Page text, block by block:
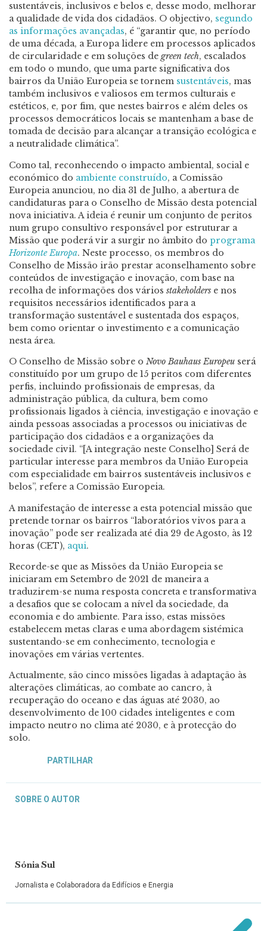
sustentáveis, inclusivos e belos e, desse modo, melhorar
a qualidade de vida dos cidadãos. O objectivo, segundo
as informações avançadas, é “garantir que, no período
de uma década, a Europa lidere em processos aplicados
de circularidade e em soluções de green tech, escalados
em todo o mundo, que uma parte significativa dos
bairros da União Europeia se tornem sustentáveis, mas
também inclusivos e valiosos em termos culturais e
estéticos, e, por fim, que nestes bairros e além deles os
processos democráticos locais se mantenham a base de
tomada de decisão para alcançar a transição ecológica e
a neutralidade climática”.
Como tal, reconhecendo o impacto ambiental, social e
económico do ambiente construído, a Comissão
Europeia anunciou, no dia 31 de Julho, a abertura de
candidaturas para o Conselho de Missão desta potencial
nova iniciativa. A ideia é reunir um conjunto de peritos
num grupo consultivo responsável por estruturar a
Missão que poderá vir a surgir no âmbito do programa
Horizonte Europa. Neste processo, os membros do
Conselho de Missão irão prestar aconselhamento sobre
conteúdos de investigação e inovação, com base na
recolha de informações dos vários stakeholders e nos
requisitos necessários identificados para a
transformação sustentável e sustentada dos espaços,
bem como orientar o investimento e a comunicação
nesta área.
O Conselho de Missão sobre o Novo Bauhaus Europeu será
constituído por um grupo de 15 peritos com diferentes
perfis, incluindo profissionais de empresas, da
administração pública, da cultura, bem como
profissionais ligados à ciência, investigação e inovação e
ainda pessoas associadas a processos ou iniciativas de
participação dos cidadãos e a organizações da
sociedade civil. “[A integração neste Conselho] Será de
particular interesse para membros da União Europeia
com especialidade em bairros sustentáveis inclusivos e
belos”, refere a Comissão Europeia.
A manifestação de interesse a esta potencial missão que
pretende tornar os bairros “laboratórios vivos para a
inovação” pode ser realizada até dia 29 de Agosto, às 12
horas (CET), aqui.
Recorde-se que as Missões da União Europeia se
iniciaram em Setembro de 2021 de maneira a
traduzirem-se numa resposta concreta e transformativa
a desafios que se colocam a nível da sociedade, da
economia e do ambiente. Para isso, estas missões
estabelecem metas claras e uma abordagem sistémica
sustentando-se em conhecimento, tecnologia e
inovações em várias vertentes.
Actualmente, são cinco missões ligadas à adaptação às
alterações climáticas, ao combate ao cancro, à
recuperação do oceano e das águas até 2030, ao
desenvolvimento de 100 cidades inteligentes e com
impacto neutro no clima até 2030, e à protecção do
solo.
PARTILHAR
SOBRE O AUTOR
Sónia Sul
Jornalista e Colaboradora da Edifícios e Energia